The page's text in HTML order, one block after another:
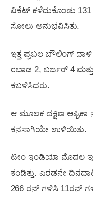
ವಿಕೆಟ್‌ ಕಳೆದುಕೊಂಡು
ಸೋಲು ಅನುಭವಿಸಿತು.
ಇತ್ತ ಪ್ರಬಲ ಬೌಲಿಂಗ್‌
ರಬಾಡ 2, ಬರ್ಜರ್‌ 4
ಕಬಳಿಸಿದರು.
ಆ ಮೂಲಕ ದಕ್ಷಿಣ ಆಫ್ರಿಕಾ
ಕನಸಾಗಿಯೇ ಉಳಿಯಿತು.
ಟೀಂ ಇಂಡಿಯಾ ಮೊದಲ
ಕಂಡಿತ್ತು. ಎರಡನೇ
266 ರನ್‌ ಗಳಿಸಿ 11ರನ್‌